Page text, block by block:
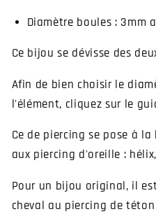
Diamètre boules : 3mm
Ce bijou se dévisse des
Afin de bien choisir le
l'élément, cliquez sur le
Ce de piercing se pose à
aux piercing d'oreille :
Pour un bijou original, il
cheval au piercing de